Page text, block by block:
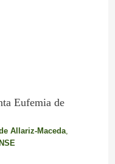
Eufemia de
Allariz-Maceda,